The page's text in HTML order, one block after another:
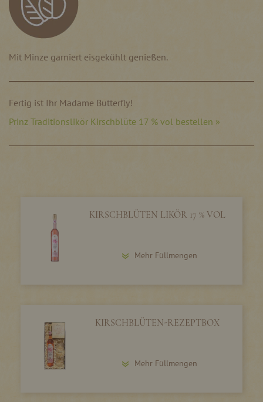
Mit Minze garniert eisgekühlt genießen.
Fertig ist Ihr Madame Butterfly!
Prinz Traditionslikör Kirschblüte 17 % vol bestellen »
KIRSCHBLÜTEN LIKÖR 17 % VOL
Mehr Füllmengen
KIRSCHBLÜTEN-REZEPTBOX
Mehr Füllmengen